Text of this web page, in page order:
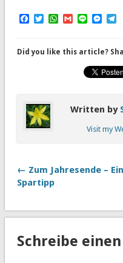
Facebook
TwitterWhatsApp
Gmail
Line
Did you like this article?
Written by
Visit my
← Zum Jahresende – Ein
Spartipp
Schreibe